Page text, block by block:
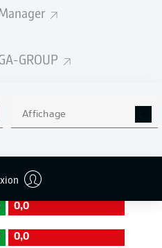
GROUP
Affichage
0 %
PASSES
0,0
0,0